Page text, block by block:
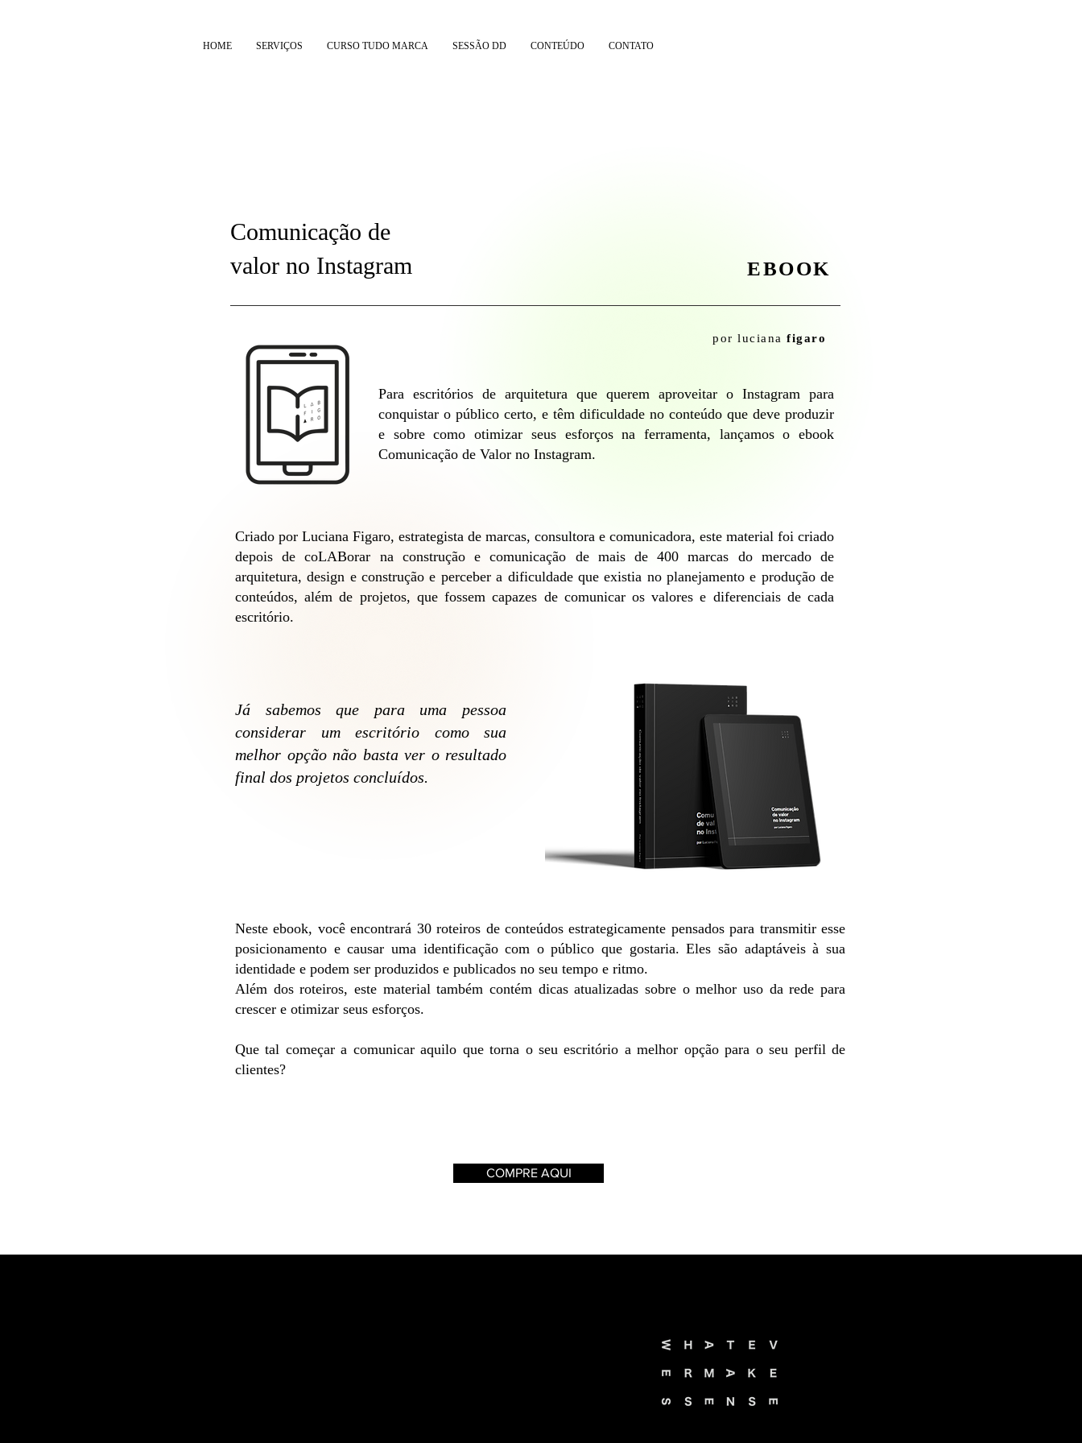
HOME SERVIÇOS CURSO TUDO MARCA SESSÃO DD CONTEÚDO CONTATO
Comunicação de
valor no Instagram
EBOOK
por luciana figaro
Para escritórios de arquitetura que querem aproveitar o Instagram para
conquistar o público certo, e têm dificuldade no conteúdo que deve produzir
e sobre como otimizar seus esforços na ferramenta, lançamos o ebook
Comunicação de Valor no Instagram.
Criado por Luciana Figaro, estrategista de marcas, consultora e comunicadora, este material foi criado
depois de coLABorar na construção e comunicação de mais de 400 marcas do mercado de
arquitetura, design e construção e perceber a dificuldade que existia no planejamento e produção de
conteúdos, além de projetos, que fossem capazes de comunicar os valores e diferenciais de cada
escritório.
​​Já sabemos que para uma pessoa
considerar um escritório como sua
melhor opção não basta ver o resultado
final dos projetos concluídos.
​Neste ebook, você encontrará 30 roteiros de conteúdos estrategicamente pensados para transmitir esse
posicionamento e causar uma identificação com o público que gostaria. Eles são adaptáveis à sua
identidade e podem ser produzidos e publicados no seu tempo e ritmo.
Além dos roteiros, este material também contém dicas atualizadas sobre o melhor uso da rede para
crescer e otimizar seus esforços.
Que tal começar a comunicar aquilo que torna o seu escritório a melhor opção para o seu perfil de
clientes?
COMPRE AQUI